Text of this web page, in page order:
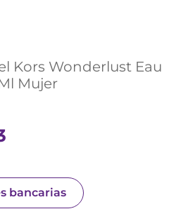
Kors Wonderlust Eau
Mujer
bancarias